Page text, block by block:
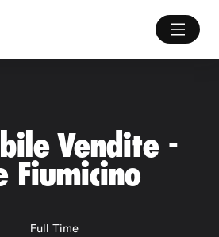
Vendite -
Fiumicino
Full Time